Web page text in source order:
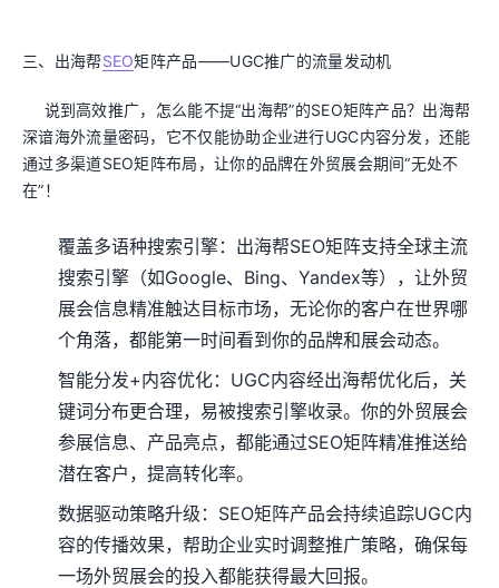
三、出海帮SEO矩阵产品——UGC推广的流量发动机
说到高效推广，怎么能不提“出海帮”的SEO矩阵产品？出海帮
深谙海外流量密码，它不仅能协助企业进行UGC内容分发，还能
通过多渠道SEO矩阵布局，让你的品牌在外贸展会期间“无处不
在”！
覆盖多语种搜索引擎：出海帮SEO矩阵支持全球主流
搜索引擎（如Google、Bing、Yandex等），让外贸
展会信息精准触达目标市场，无论你的客户在世界哪
个角落，都能第一时间看到你的品牌和展会动态。
智能分发+内容优化：UGC内容经出海帮优化后，关
键词分布更合理，易被搜索引擎收录。你的外贸展会
参展信息、产品亮点，都能通过SEO矩阵精准推送给
潜在客户，提高转化率。
数据驱动策略升级：SEO矩阵产品会持续追踪UGC内
容的传播效果，帮助企业实时调整推广策略，确保每
一场外贸展会的投入都能获得最大回报。